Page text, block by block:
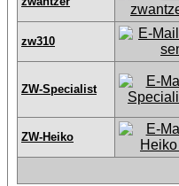
zw310
ZW-Specialist
ZW-Heiko